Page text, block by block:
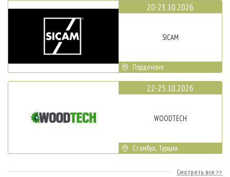
20-23.10.2026
SICAM
Порденоне
22-25.10.2026
WOODTECH
Стамбул, Турция
Смотреть все